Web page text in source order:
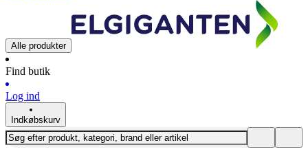
Alle produkter
Find butik
Log ind
Indkøbskurv